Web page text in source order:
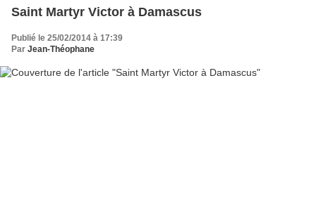
Saint Martyr Victor à Damascus
Publié le 25/02/2014 à 17:39
Par Jean-Théophane